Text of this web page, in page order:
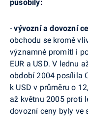
působily:
-vývozní a dovozní
obchodu se kromě
významně promítl i
EUR a USD. V lednu
období 2004 posílila
k USD v průměru o
až květnu 2005 proti
dovozní ceny byly ve